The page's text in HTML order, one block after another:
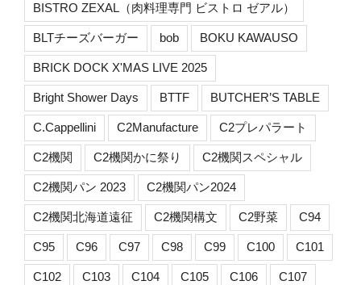
BISTRO ZEXAL（肉料理専門 ビストロ ゼアル）
BLTチーズバーガー bob BOKU KAWAUSO
BRICK DOCK X'MAS LIVE 2025
Bright Shower Days BTTF BUTCHER’S TABLE
C.Cappellini C2Manufacture C2プレパラート
C2機関 C2機関かに祭り C2機関スペシャル
C2機関パン 2023 C2機関パン2024
C2機関北海道遠征 C2機関構文 C2野菜 C94
C95 C96 C97 C98 C99 C100 C101
C102 C103 C104 C105 C106 C107